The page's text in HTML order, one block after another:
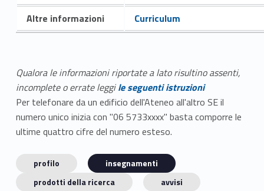
Altre informazioni
Curriculum
Qualora le informazioni riportate a lato risultino assenti,
incomplete o errate leggile seguenti istruzioni
Per telefonare da un edificio dell'Ateneo all'altro SE il
numero unico inizia con "06 5733xxxx" basta comporre le
ultime quattro cifre del numero esteso.
profilo
insegnamenti
prodotti della ricerca
avvisi